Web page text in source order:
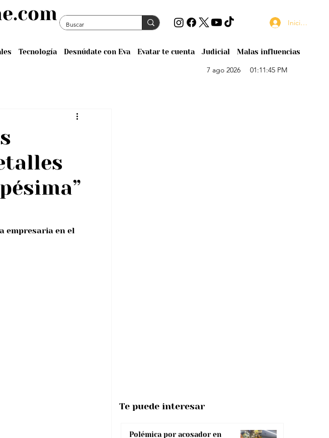
Tecnología Desnúdate con Eva Evatar te cuenta Judicial Malas influencias
Iniciar sesión
7 ago 2026 01:11:45 PM
empresaria en el
Polémica por acosador en
Te puede interesar